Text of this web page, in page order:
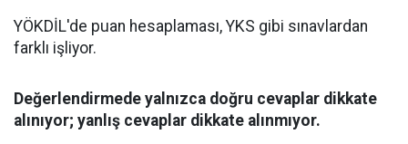
YÖKDİL'de puan hesaplaması, YKS gibi sınavlardan
farklı işliyor.
Değerlendirmede yalnızca doğru cevaplar dikkate
alınıyor; yanlış cevaplar dikkate alınmıyor.